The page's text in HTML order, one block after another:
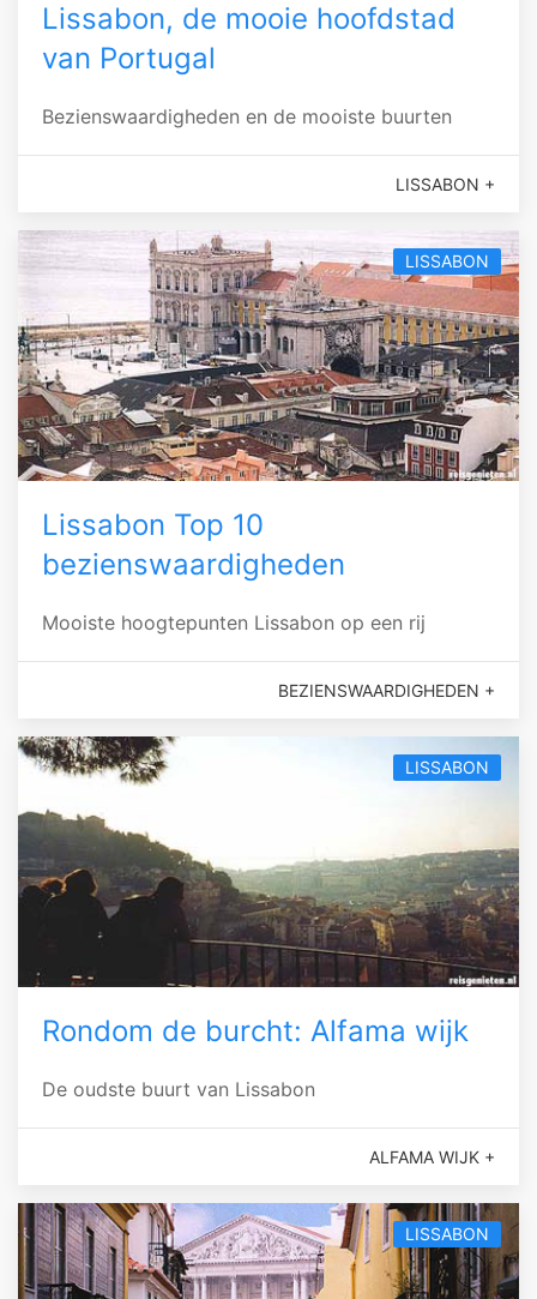
Lissabon, de mooie hoofdstad
van Portugal
Bezienswaardigheden en de mooiste buurten
LISSABON +
LISSABON
Lissabon Top 10
bezienswaardigheden
Mooiste hoogtepunten Lissabon op een rij
BEZIENSWAARDIGHEDEN +
LISSABON
Rondom de burcht: Alfama wijk
De oudste buurt van Lissabon
ALFAMA WIJK +
LISSABON